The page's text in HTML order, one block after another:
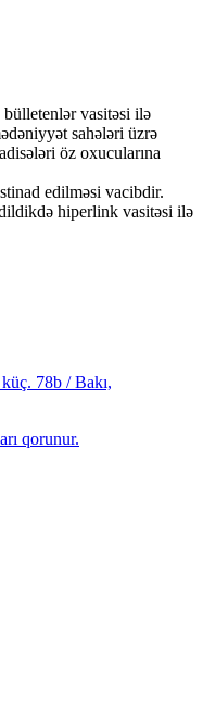
vasitəsi ilə
sahələri üzrə
öz oxucularına
edilməsi vacibdir.
hiperlink vasitəsi ilə
78b / Bakı,
qorunur.